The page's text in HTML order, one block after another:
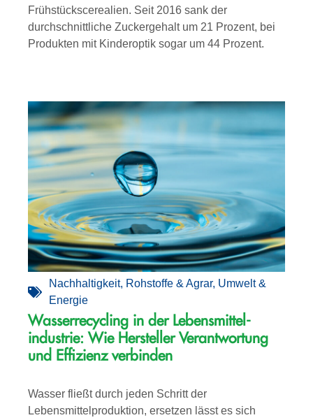
Frühstückscerealien. Seit 2016 sank der
durchschnittliche Zuckergehalt um 21 Prozent, bei
Produkten mit Kinderoptik sogar um 44 Prozent.
Nachhaltigkeit, Rohstoffe & Agrar, Umwelt &
Energie
Wasserrecycling in der Lebensmittel­­
industrie: Wie Hersteller Verantwortung
und Effizienz verbinden
Wasser fließt durch jeden Schritt der
Lebensmittelproduktion, ersetzen lässt es sich